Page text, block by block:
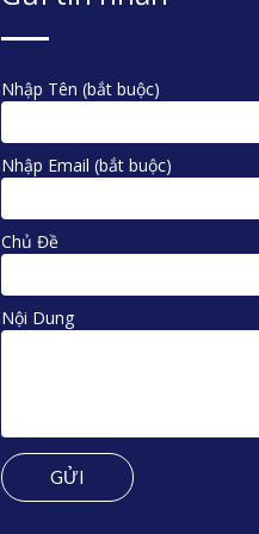
Nhập Tên (bắt buộc)
Nhập Email (bắt buộc)
Chủ Đề
Nội Dung